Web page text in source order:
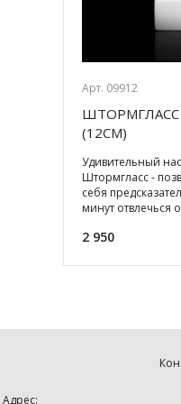
Арт. 09912
ШТОРМГЛАСС
(12СМ)
Удивительный
Штормгласс -
себя
минут отвлечься
2 950
Адрес: